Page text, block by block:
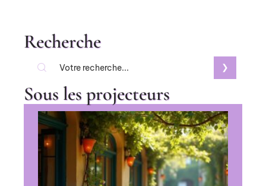
Recherche
Sous les projecteurs